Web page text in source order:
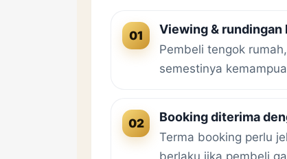
01 Viewing & rundingan
Pembeli tengok
semestinya
02 Booking diterima
Terma booking perlu
berlaku jika pembeli